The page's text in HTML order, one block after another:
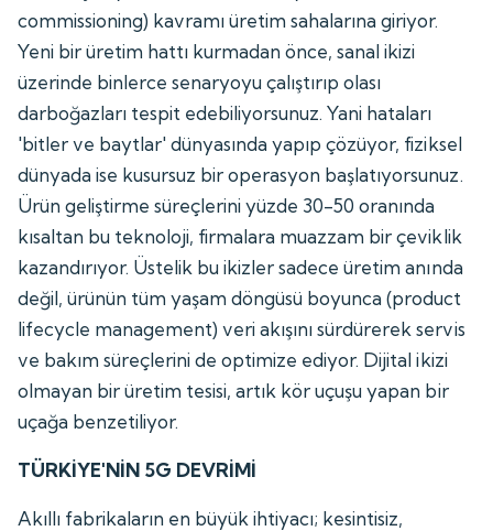
commissioning) kavramı üretim sahalarına giriyor.
Yeni bir üretim hattı kurmadan önce, sanal ikizi
üzerinde binlerce senaryoyu çalıştırıp olası
darboğazları tespit edebiliyorsunuz. Yani hataları
'bitler ve baytlar' dünyasında yapıp çözüyor, fiziksel
dünyada ise kusursuz bir operasyon başlatıyorsunuz.
Ürün geliştirme süreçlerini yüzde 30-50 oranında
kısaltan bu teknoloji, firmalara muazzam bir çeviklik
kazandırıyor. Üstelik bu ikizler sadece üretim anında
değil, ürünün tüm yaşam döngüsü boyunca (product
lifecycle management) veri akışını sürdürerek servis
ve bakım süreçlerini de optimize ediyor. Dijital ikizi
olmayan bir üretim tesisi, artık kör uçuşu yapan bir
uçağa benzetiliyor.
TÜRKİYE'NİN 5G DEVRİMİ
Akıllı fabrikaların en büyük ihtiyacı; kesintisiz,